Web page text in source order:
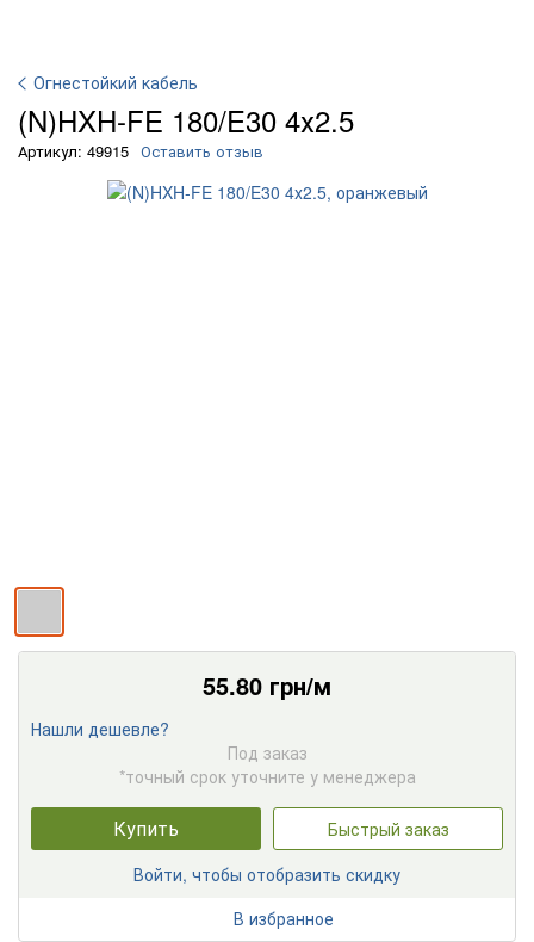
Огнестойкий кабель
(N)HXH-FE 180/E30 4х2.5
Артикул: 49915 Оставить отзыв
55.80 грн/м
Нашли дешевле?
Под заказ
*точный срок уточните у менеджера
Купить
Быстрый заказ
Войти, чтобы отобразить скидку
В избранное